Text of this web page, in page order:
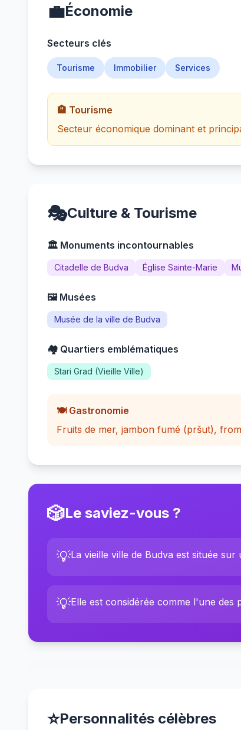
💼Économie
Secteurs clés
Tourisme Immobilier Services
🏨 Tourisme
Secteur économique dominant et
🎭Culture & Tourisme
🏛️ Monuments incontournables
Citadelle de Budva Église Sainte-Marie
🖼️ Musées
Musée de la ville de Budva
🏘️ Quartiers emblématiques
Stari Grad (Vieille Ville)
🍽️ Gastronomie
Fruits de mer, jambon fumé (pršut),
🎲Le saviez-vous ?
💡La vieille ville de Budva est située
💡Elle est considérée comme l'une des
⭐Personnalités célèbres